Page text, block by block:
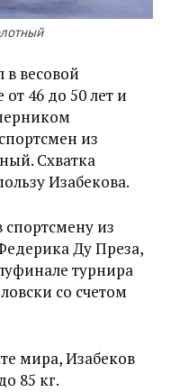
в весовой
от 46 до 50 лет и
из
Схватка
Изабекова.
из
Ду Преза,
турнира
со счетом
мира, Изабеков
85 кг.